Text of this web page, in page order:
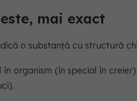
mai exact
o substanță cu structură
organism (în special în